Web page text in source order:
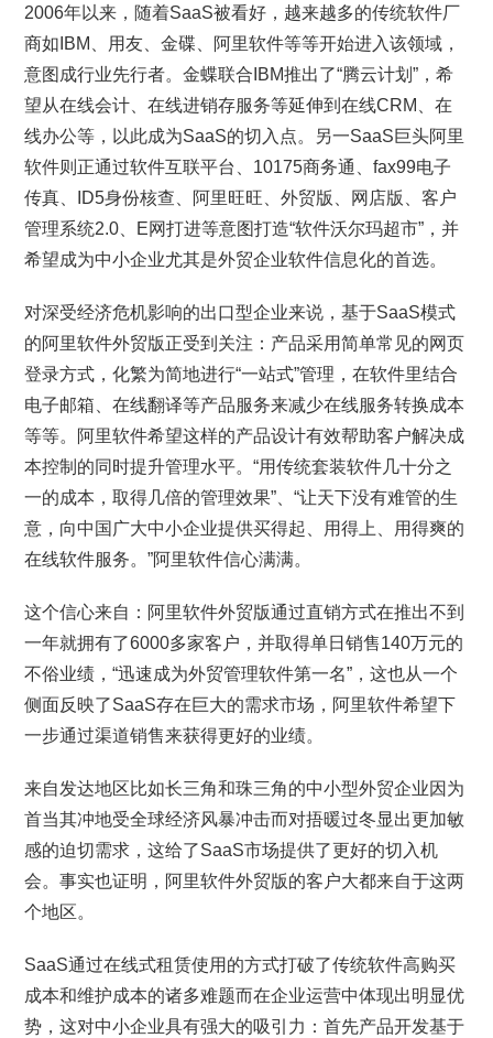
2006年以来，随着SaaS被看好，越来越多的传统软件厂
商如IBM、用友、金碟、阿里软件等等开始进入该领域，
意图成行业先行者。金蝶联合IBM推出了“腾云计划”，希
望从在线会计、在线进销存服务等延伸到在线CRM、在
线办公等，以此成为SaaS的切入点。另一SaaS巨头阿里
软件则正通过软件互联平台、10175商务通、fax99电子
传真、ID5身份核查、阿里旺旺、外贸版、网店版、客户
管理系统2.0、E网打进等意图打造“软件沃尔玛超市”，并
希望成为中小企业尤其是外贸企业软件信息化的首选。
对深受经济危机影响的出口型企业来说，基于SaaS模式
的阿里软件外贸版正受到关注：产品采用简单常见的网页
登录方式，化繁为简地进行“一站式”管理，在软件里结合
电子邮箱、在线翻译等产品服务来减少在线服务转换成本
等等。阿里软件希望这样的产品设计有效帮助客户解决成
本控制的同时提升管理水平。“用传统套装软件几十分之
一的成本，取得几倍的管理效果”、“让天下没有难管的生
意，向中国广大中小企业提供买得起、用得上、用得爽的
在线软件服务。”阿里软件信心满满。
这个信心来自：阿里软件外贸版通过直销方式在推出不到
一年就拥有了6000多家客户，并取得单日销售140万元的
不俗业绩，“迅速成为外贸管理软件第一名”，这也从一个
侧面反映了SaaS存在巨大的需求市场，阿里软件希望下
一步通过渠道销售来获得更好的业绩。
来自发达地区比如长三角和珠三角的中小型外贸企业因为
首当其冲地受全球经济风暴冲击而对捂暖过冬显出更加敏
感的迫切需求，这给了SaaS市场提供了更好的切入机
会。事实也证明，阿里软件外贸版的客户大都来自于这两
个地区。
SaaS通过在线式租赁使用的方式打破了传统软件高购买
成本和维护成本的诸多难题而在企业运营中体现出明显优
势，这对中小企业具有强大的吸引力：首先产品开发基于